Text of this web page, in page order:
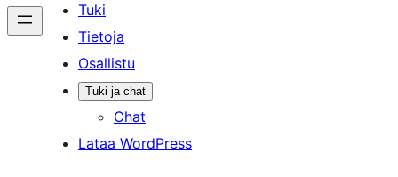
Tuki
Tietoja
Osallistu
Tuki ja chat
Chat
Lataa WordPress